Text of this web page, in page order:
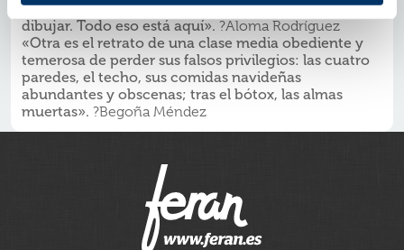
tiene gracia y capacidad de síntesis y análisis y sabe
dibujar. Todo eso está aquí». ?Aloma Rodríguez
«Otra es el retrato de una clase media obediente y
temerosa de perder sus falsos privilegios: las cuatro
paredes, el techo, sus comidas navideñas
abundantes y obscenas; tras el bótox, las almas
muertas». ?Begoña Méndez